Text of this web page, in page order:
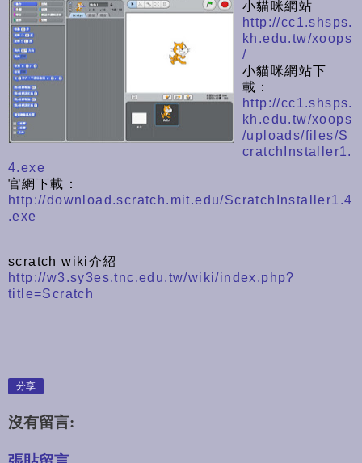
小貓咪網站
http://cc1.shsps.
kh.edu.tw/xoops
/
小貓咪網站下
載：
http://cc1.shsps.
kh.edu.tw/xoops
/uploads/files/S
cratchInstaller1.
4.exe
官網下載：
http://download.scratch.mit.edu/ScratchInstaller1.4
.exe
scratch wiki介紹
http://w3.sy3es.tnc.edu.tw/wiki/index.php?
title=Scratch
分享
沒有留言: